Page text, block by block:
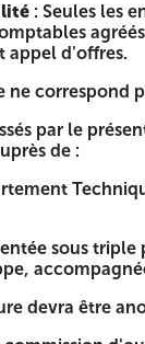
: Seules les
appel d'offres.
ne correspond
par le
de :
sous
devra être